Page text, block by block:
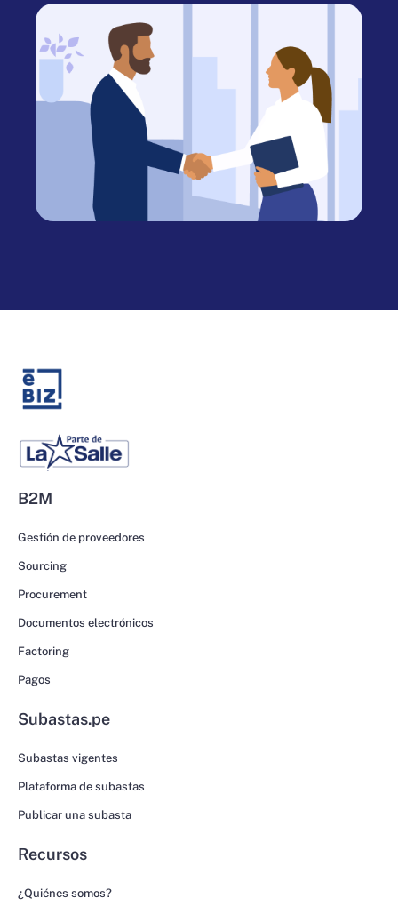
B2M
Gestión de proveedores
Sourcing
Procurement
Documentos electrónicos
Factoring
Pagos
Subastas.pe
Subastas vigentes
Plataforma de subastas
Publicar una subasta
Recursos
¿Quiénes somos?